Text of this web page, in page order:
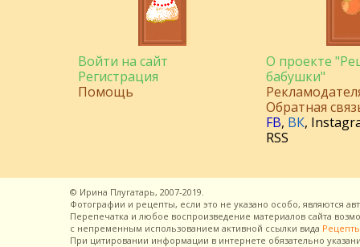
Войти на сайт
Регистрация
Помощь
О проекте
бабушки"
Обратная
FB, ВК,
RSS
© Ирина Плугатарь, 2007-2019.
Фотографии и рецепты, если это не указано особо, являются
Перепечатка и любое воспроизведение материалов сайта
с непременным использованием активной ссылки вида
При цитировании информации в интернете обязательно